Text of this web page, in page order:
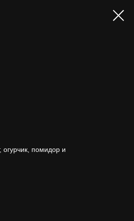
огурчик, помидор и